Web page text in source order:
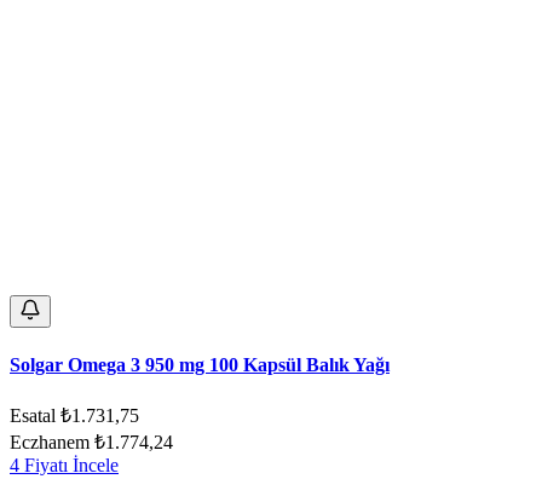
Solgar Omega 3 950 mg 100 Kapsül Balık Yağı
Esatal ₺1.731,75
Eczhanem ₺1.774,24
4 Fiyatı İncele